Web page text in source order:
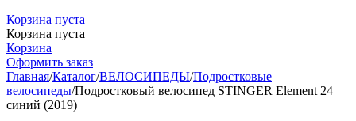
Корзина пуста
Корзина пуста
Корзина
Оформить заказ
Главная/Каталог/ВЕЛОСИПЕДЫ/Подростковые
велосипеды/Подростковый велосипед STINGER Element 24
синий (2019)